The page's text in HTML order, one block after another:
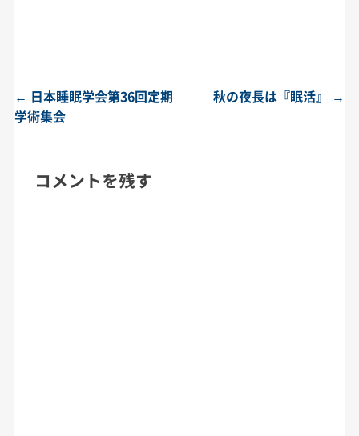
投稿ナビゲーション
← 日本睡眠学会第36回定期
学術集会
秋の夜長は『眠活』 →
コメントを残す